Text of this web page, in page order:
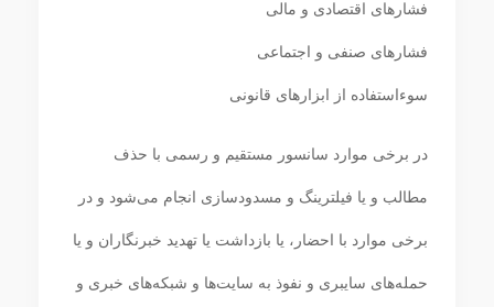
فشارهای اقتصادی و مالی
فشارهای صنفی و اجتماعی
سوءاستفاده از ابزارهای قانونی
در برخی موارد سانسور مستقیم و رسمی با حذف
مطالب و یا فیلترینگ و مسدودسازی انجام می‌شود و در
برخی موارد با احضار، یا بازداشت یا تهدید خبرنگاران و یا
حمله‌های سایبری و نفوذ به سایت‌ها و شبکه‌های خبری و